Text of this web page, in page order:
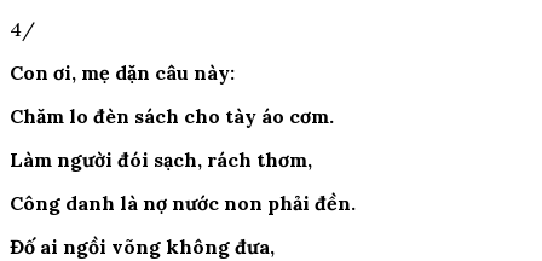
4/
Con ơi, mẹ dặn câu này:
Chăm lo đèn sách cho tày áo cơm.
Làm người đói sạch, rách thơm,
Công danh là nợ nước non phải đền.
Đố ai ngồi võng không đưa,